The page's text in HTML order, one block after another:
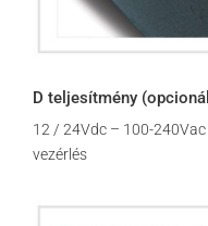
D teljesítmény
12 / 24Vdc – 100-
vezérlés